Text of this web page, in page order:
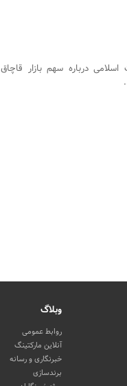
درباره سهم بازار قاچاق
وبلاگ
روابط عمومی
آنلاین مارکتینگ
خبرنگاری و رسانه
برندسازی